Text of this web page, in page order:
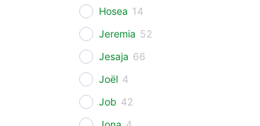
Hosea 14
Jeremia 52
Jesaja 66
Joël 4
Job 42